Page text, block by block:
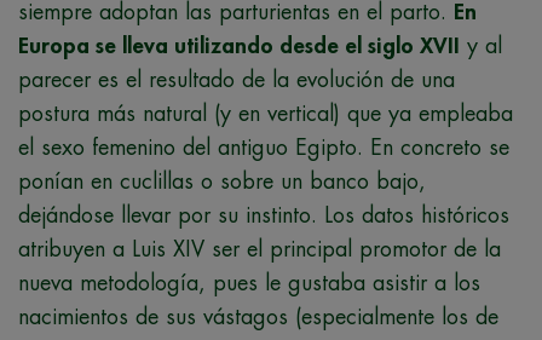
siempre adoptan las parturientas en el parto.
En
Europa se lleva utilizando desde el siglo XVII
y al
parecer es el resultado de la evolución de una
postura más natural (y en vertical) que ya empleaba
el sexo femenino del antiguo Egipto. En concreto se
ponían en cuclillas o sobre un banco bajo,
dejándose llevar por su instinto. Los datos históricos
atribuyen a Luis XIV ser el principal promotor de la
nueva metodología, pues le gustaba asistir a los
nacimientos de sus vástagos (especialmente los de